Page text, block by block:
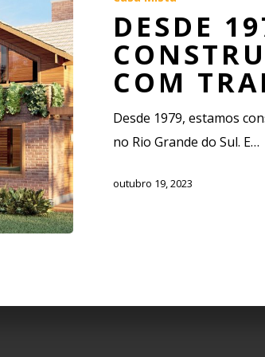
DESDE
COM
Desde 1979, estamos
no Rio Grande do Sul. E…
outubro 19, 2023